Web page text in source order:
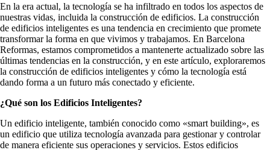
En la era actual, la tecnología se ha infiltrado en todos los aspectos de
nuestras vidas, incluida la construcción de edificios. La construcción
de edificios inteligentes es una tendencia en crecimiento que promete
transformar la forma en que vivimos y trabajamos. En Barcelona
Reformas, estamos comprometidos a mantenerte actualizado sobre las
últimas tendencias en la construcción, y en este artículo, exploraremos
la construcción de edificios inteligentes y cómo la tecnología está
dando forma a un futuro más conectado y eficiente.
¿Qué son los Edificios Inteligentes?
Un edificio inteligente, también conocido como «smart building», es
un edificio que utiliza tecnología avanzada para gestionar y controlar
de manera eficiente sus operaciones y servicios. Estos edificios